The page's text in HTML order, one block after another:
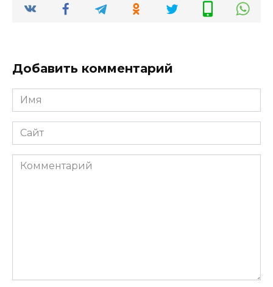
Добавить комментарий
Имя
*
Сайт
Комментарий